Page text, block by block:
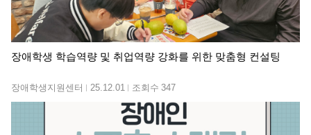
장애학생 학습역량 및 취업역량 강화를 위한 맞춤형 컨설팅
장애학생지원센터 25.12.01 조회수 347